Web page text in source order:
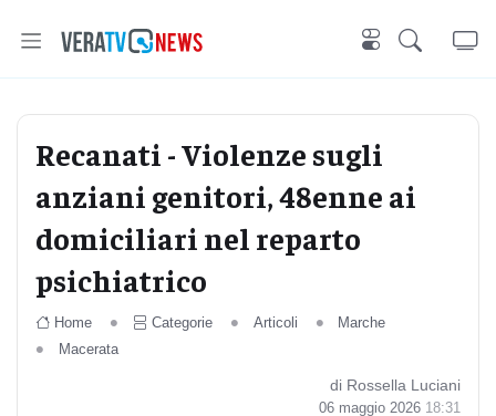
Recanati - Violenze sugli
anziani genitori, 48enne ai
domiciliari nel reparto
psichiatrico
Home Categorie Articoli
Marche
Macerata
di Rossella Luciani
06 maggio 2026 18:31